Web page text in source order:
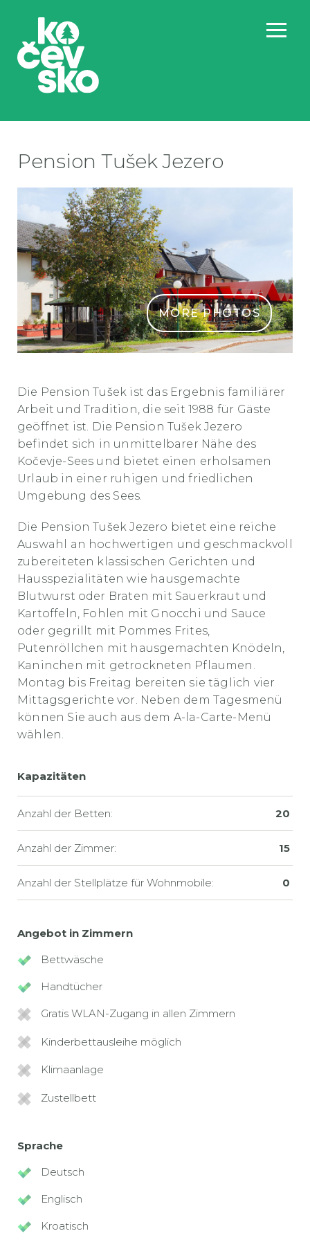
Pension Tušek Jezero
MORE PHOTOS
Die Pension Tušek ist das Ergebnis familiärer
Arbeit und Tradition, die seit 1988 für Gäste
geöffnet ist. Die Pension Tušek Jezero
befindet sich in unmittelbarer Nähe des
Kočevje-Sees und bietet einen erholsamen
Urlaub in einer ruhigen und friedlichen
Umgebung des Sees.
Die Pension Tušek Jezero bietet eine reiche
Auswahl an hochwertigen und geschmackvoll
zubereiteten klassischen Gerichten und
Hausspezialitäten wie hausgemachte
Blutwurst oder Braten mit Sauerkraut und
Kartoffeln, Fohlen mit Gnocchi und Sauce
oder gegrillt mit Pommes Frites,
Putenröllchen mit hausgemachten Knödeln,
Kaninchen mit getrockneten Pflaumen.
Montag bis Freitag bereiten sie täglich vier
Mittagsgerichte vor. Neben dem Tagesmenü
können Sie auch aus dem A-la-Carte-Menü
wählen.
Kapazitäten
Anzahl der Betten: 20
Anzahl der Zimmer: 15
Anzahl der Stellplätze für Wohnmobile: 0
Angebot in Zimmern
Bettwäsche
Handtücher
Gratis WLAN-Zugang in allen Zimmern
Kinderbettausleihe möglich
Klimaanlage
Zustellbett
Sprache
Deutsch
Englisch
Kroatisch